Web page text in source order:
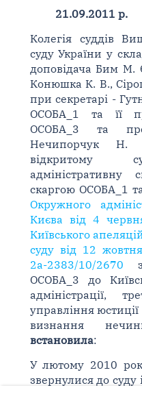
21.09.2011 р.
Колегія суддів
суду України у
доповідача Бим М.
Конюшка К. В.,
при секретарі -
ОСОБА_1 та її
ОСОБА_3 та
Нечипорчук Н.
відкритому
адміністративну
скаргою ОСОБА_1
Окружного
Києва від 4
Київського
суду від 12
2а-2383/10/2670
ОСОБА_3 до
адміністрації,
управління
визнання
встановила:
У лютому 2010
звернулися до суду
міської
просили